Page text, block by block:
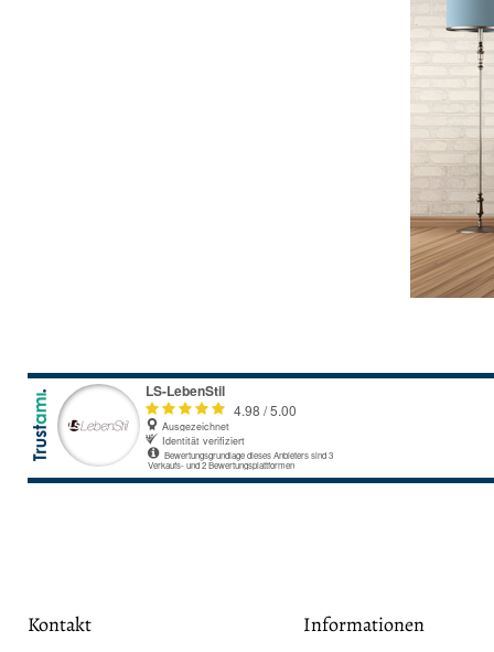
Kontakt Informationen